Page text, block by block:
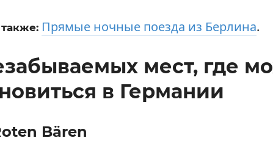
Прямые ночные поезда из Берлина.
мест, где
в Германии
Bären